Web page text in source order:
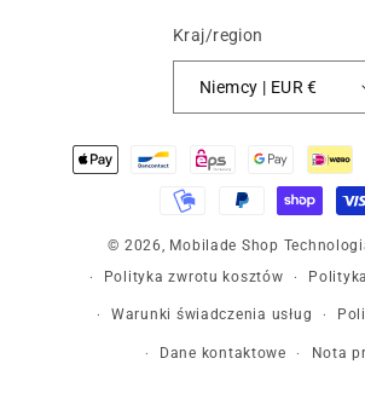
Kraj/region
Niemcy | EUR €
Metody
płatności
© 2026, Mobilade Shop
Polityka zwrotu kosztów
Warunki świadczenia usług
Dane kontaktowe Nota